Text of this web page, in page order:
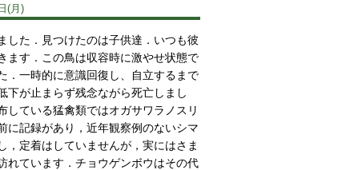
(月)
した．見つけたのは子供達．いつも彼
ます．この鳥は収容時に激やせ状態で
．一時的に意識回復し、自立するまで
下が止まらず残念ながら死亡しまし
している猛禽類ではオガサワラノスリ
に記録があり，近年観察例のないシマ
定着はしていませんが，実にはさま
れています．チョウゲンボウはその代